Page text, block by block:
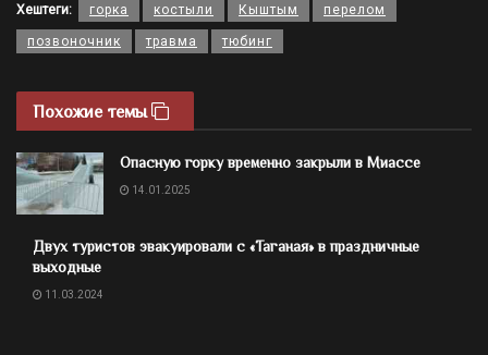
Хештеги: горка костыли Кыштым перелом
позвоночник травма тюбинг
Похожие темы
Опасную горку временно закрыли в Миассе
14.01.2025
Двух туристов эвакуировали с «Таганая» в праздничные
выходные
11.03.2024